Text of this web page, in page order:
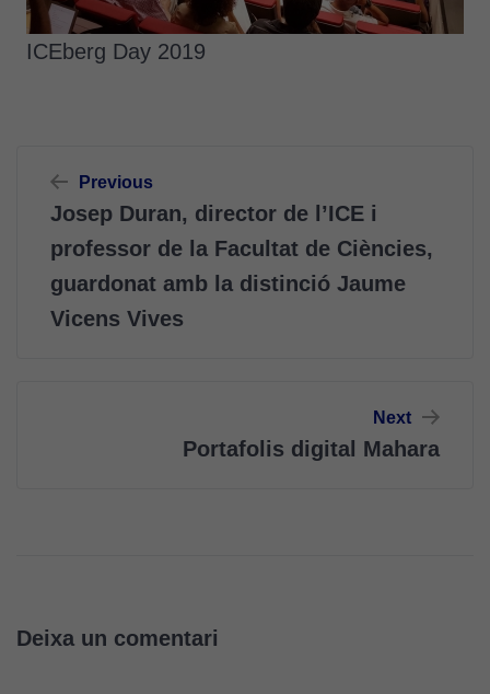
ICEberg Day 2019
d'entrades
Previous
Josep Duran, director de l’ICE i
professor de la Facultat de Ciències,
guardonat amb la distinció Jaume
Vicens Vives
Next
Portafolis digital Mahara
Deixa un comentari